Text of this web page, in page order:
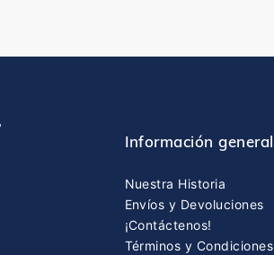
Información general
Nuestra Historia
Envíos y Devoluciones
¡Contáctenos!
Términos y Condiciones